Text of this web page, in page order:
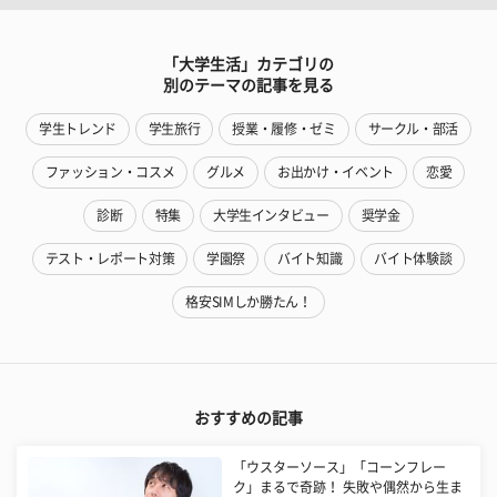
「大学生活」カテゴリの
別のテーマの記事を見る
学生トレンド 学生旅行 授業・履修・ゼミ サークル・部活
ファッション・コスメ グルメ お出かけ・イベント 恋愛
診断 特集 大学生インタビュー 奨学金
テスト・レポート対策 学園祭 バイト知識 バイト体験談
格安SIMしか勝たん！
おすすめの記事
「ウスターソース」「コーンフレー
ク」まるで奇跡！ 失敗や偶然から生ま